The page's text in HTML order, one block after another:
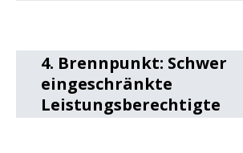
4. Brennpunkt: Schwer
eingeschränkte
Leistungsberechtigte